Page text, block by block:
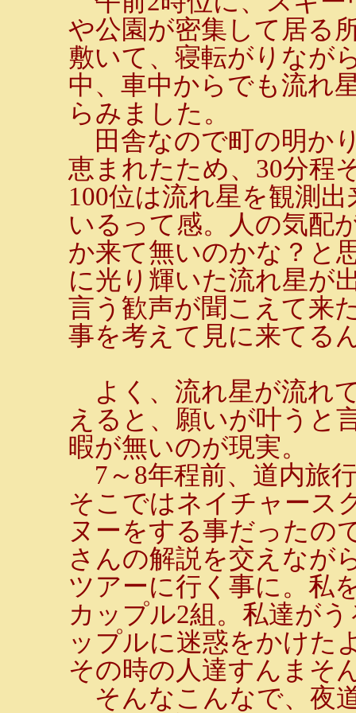
や公園が密集して居る
敷いて、寝転がりなが
中、車中からでも流れ
らみました。
田舎なので町の明か
恵まれたため、30分程
100位は流れ星を観測
いるって感。人の気配
か来て無いのかな？と
に光り輝いた流れ星が
言う歓声が聞こえて来
事を考えて見に来てる
よく、流れ星が流れ
えると、願いが叶うと
暇が無いのが現実。
7～8年程前、道内旅
そこではネイチャース
ヌーをする事だったの
さんの解説を交えなが
ツアーに行く事に。私
カップル2組。私達が
ップルに迷惑をかけた
その時の人達すんまそ
そんなこんなで、夜